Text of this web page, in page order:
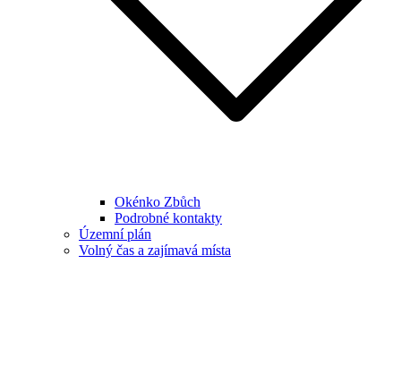
Okénko Zbůch
Podrobné kontakty
Územní plán
Volný čas a zajímavá místa